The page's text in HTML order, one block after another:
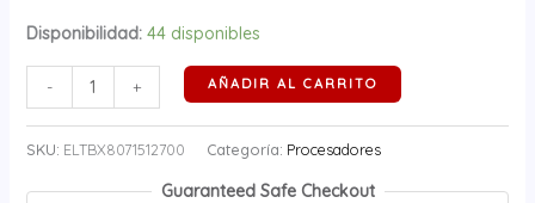
Disponibilidad: 44 disponibles
- + AÑADIR AL CARRITO
SKU: ELTBX8071512700 Categoría: Procesadores
Guaranteed Safe Checkout